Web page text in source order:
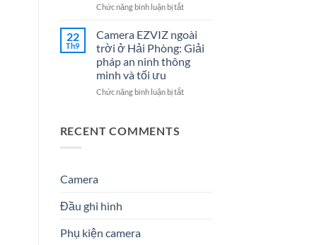
Nhẹ
Tín
Cho
Doanh
Nghiệp
Gia
Phòng
Giải
Pháp
An
Ninh
Quả
Chức năng bình luận bị tắtở
điện
nhẹ
Hải
Lựa
22
Th9
Camera EZVIZ ngoài
trời ở Hải Phòng: Giải
pháp an ninh thông
minh và tối ưu
Chức năng bình luận bị tắtở
RECENT COMMENTS
Camera
Đầu ghi hình
Phụ kiện camera